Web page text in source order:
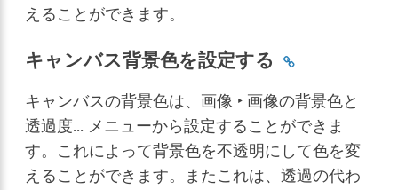
えることができます。
キャンバス背景色を設定する
キャンバスの背景色は、 画像 ‣ 画像の背景色と
透過度... メニューから設定することができま
す。これによって背景色を不透明にして色を変
えることができます。またこれは、透過の代わ